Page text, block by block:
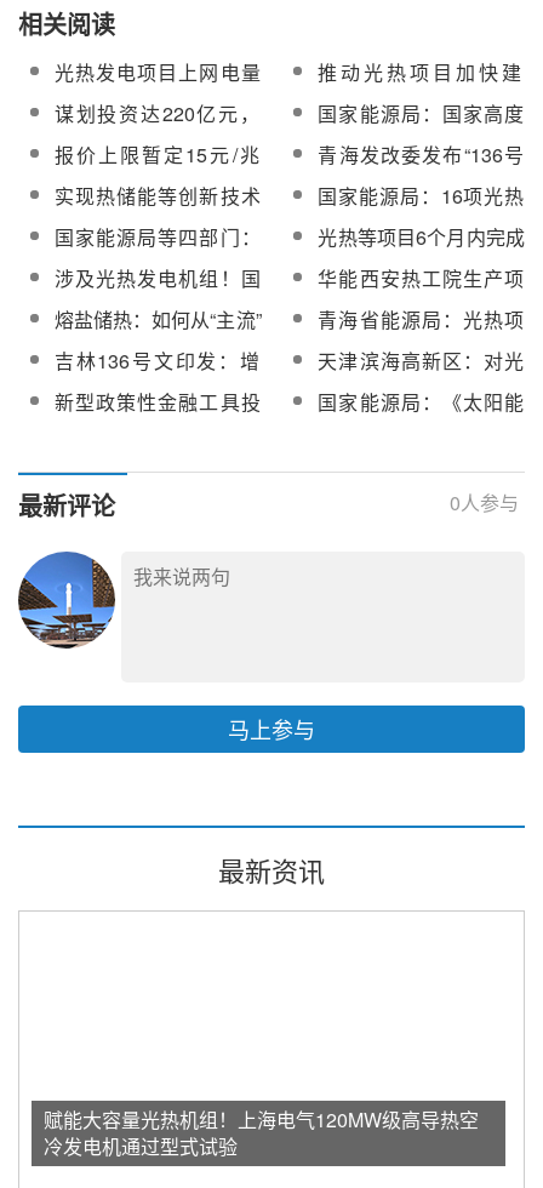
相关阅读
光热发电项目上网电量
全额纳入机制电量范
围！甘肃136号文方案
正式下发
推动光热项目加快建
设！《青海省发挥绿电
优势推动产业外向型发
展实施方案》印发
谋划投资达220亿元，
加快建设熔盐储热等储
能项目！《乌拉特中旗
重大项目谋划行动实施
方案》印发
国家能源局：国家高度
重视光热发电产业发
展，研究在新能源全面
入市下发挥光热对风光
出力优化调节机制政策
报价上限暂定15元/兆
瓦！甘肃能源监管办发
布《甘肃省电力辅助服
务市场运营规则（征求
意见稿）》
青海发改委发布“136号
文”承接方案征求意见：
适时有序建立光热发电
等市场化发电机组容量
补偿机制
实现热储能等创新技术
示范应用！两部门印发
《新型储能规模化建设
专项行动方案（2025—
2027年）》
国家能源局：16项光热
发电相关标准列入
《2025年能源领域行业
标准制定计划》
国家能源局等四部门：
突破高效率、低成本30
万千瓦级光热发电成套
技术装备，进一步提升
光热发电效率与达产水
光热等项目6个月内完成
备案！青海省新能源项
目开发建设管理办法
（征求意见稿）发布
涉及光热发电机组！国
家发改委征求《电力重
大事故隐患判定标准及
治理监督管理规定（公
开征求意见稿）》意见
华能西安热工院生产项
目熔盐电蓄热储能辅助
调峰、调频安装施工招
标
熔盐储热：如何从“主流”
到“最优”
青海省能源局：光热项
目实行备案制，方案印
发后6个月内完成备案
（含解读）
吉林136号文印发：增
量电价0.334~0.15元/
度，存量电价0.3731元/
天津滨海高新区：对光
热等新能源企业每年最
高1亿元支持，对光热等
万元支持
新型政策性金融工具投
投资重大项目谋划指南
（2025年版）》
国家能源局：《太阳能
最新评论 0人参与
马上参与
最新资讯
赋能大容量光热机组！上海电气120MW级高导热空
冷发电机通过型式试验